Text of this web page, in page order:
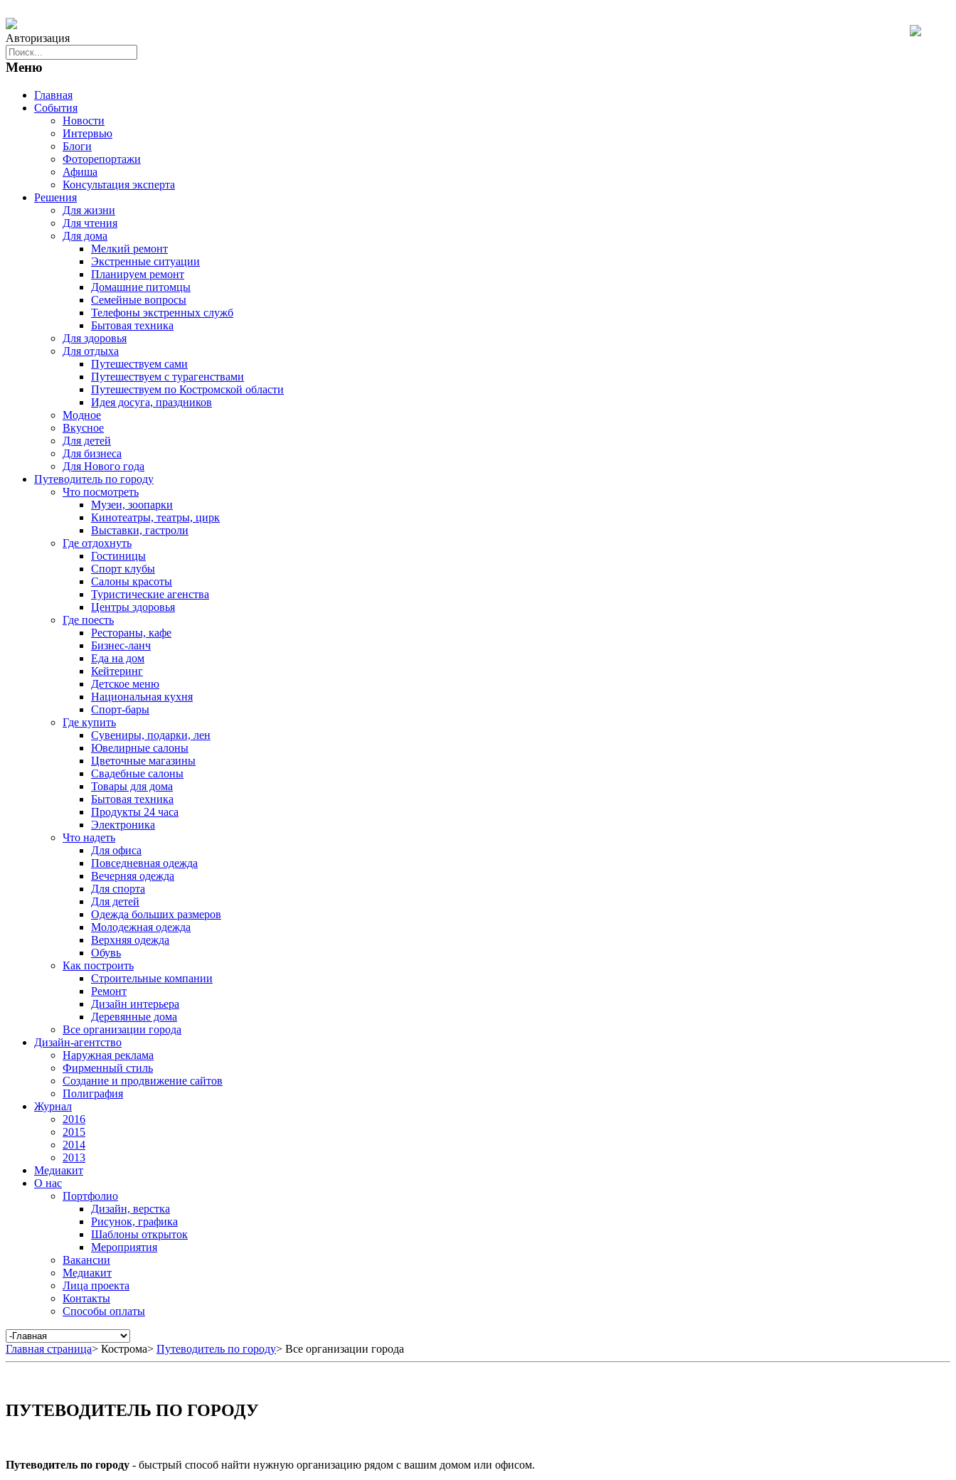
Авторизация
Меню
Главная
События
Новости
Интервью
Блоги
Фоторепортажи
Афиша
Консультация эксперта
Решения
Для жизни
Для чтения
Для дома
Мелкий ремонт
Экстренные ситуации
Планируем ремонт
Домашние питомцы
Семейные вопросы
Телефоны экстренных служб
Бытовая техника
Для здоровья
Для отдыха
Путешествуем сами
Путешествуем с турагенствами
Путешествуем по Костромской области
Идея досуга, праздников
Модное
Вкусное
Для детей
Для бизнеса
Для Нового года
Путеводитель по городу
Что посмотреть
Музеи, зоопарки
Кинотеатры, театры, цирк
Выставки, гастроли
Где отдохнуть
Гостиницы
Спорт клубы
Салоны красоты
Туристические агенства
Центры здоровья
Где поесть
Рестораны, кафе
Бизнес-ланч
Еда на дом
Кейтеринг
Детское меню
Национальная кухня
Спорт-бары
Где купить
Сувениры, подарки, лен
Ювелирные салоны
Цветочные магазины
Свадебные салоны
Товары для дома
Бытовая техника
Продукты 24 часа
Электроника
Что надеть
Для офиса
Повседневная одежда
Вечерняя одежда
Для спорта
Для детей
Одежда больших размеров
Молодежная одежда
Верхняя одежда
Обувь
Как построить
Строительные компании
Ремонт
Дизайн интерьера
Деревянные дома
Все организации города
Дизайн-агентство
Наружная реклама
Фирменный стиль
Создание и продвижение сайтов
Полиграфия
Журнал
2016
2015
2014
2013
Медиакит
О нас
Портфолио
Дизайн, верстка
Рисунок, графика
Шаблоны открыток
Мероприятия
Вакансии
Медиакит
Лица проекта
Контакты
Способы оплаты
Главная страница> Кострома> Путеводитель по городу> Все организации города
ПУТЕВОДИТЕЛЬ ПО ГОРОДУ
Путеводитель по городу - быстрый способ найти нужную организацию рядом с вашим домом или офисом.